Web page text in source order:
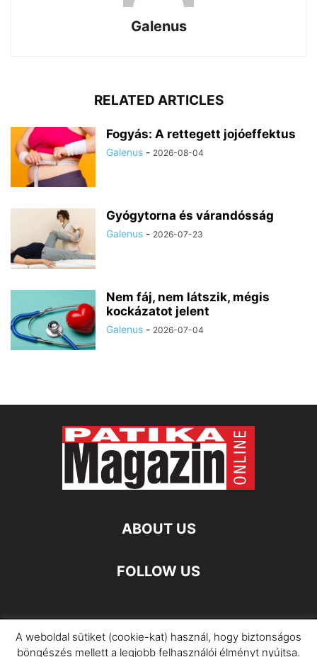
Galenus
RELATED ARTICLES
Fogyás: A rettegett jojóeffektus
Galenus - 2026-08-04
Gyógytorna és várandósság
Galenus - 2026-07-23
Nem fáj, nem látszik, mégis
kockázatot jelent
Galenus - 2026-07-04
ABOUT US
FOLLOW US
Impresszum Adatkezelési Információ
A weboldal sütiket (cookie-kat) használ, hogy biztonságos
böngészés mellett a legjobb felhasználói élményt nyújtsa.